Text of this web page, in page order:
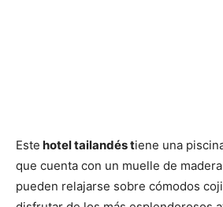
Este hotel tailandés tiene una
que cuenta con un muelle de
pueden relajarse sobre cómodos